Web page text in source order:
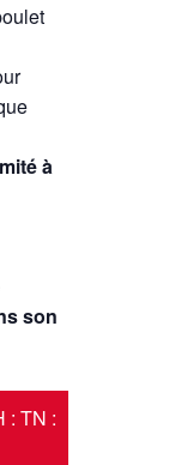
à
son
: TN :